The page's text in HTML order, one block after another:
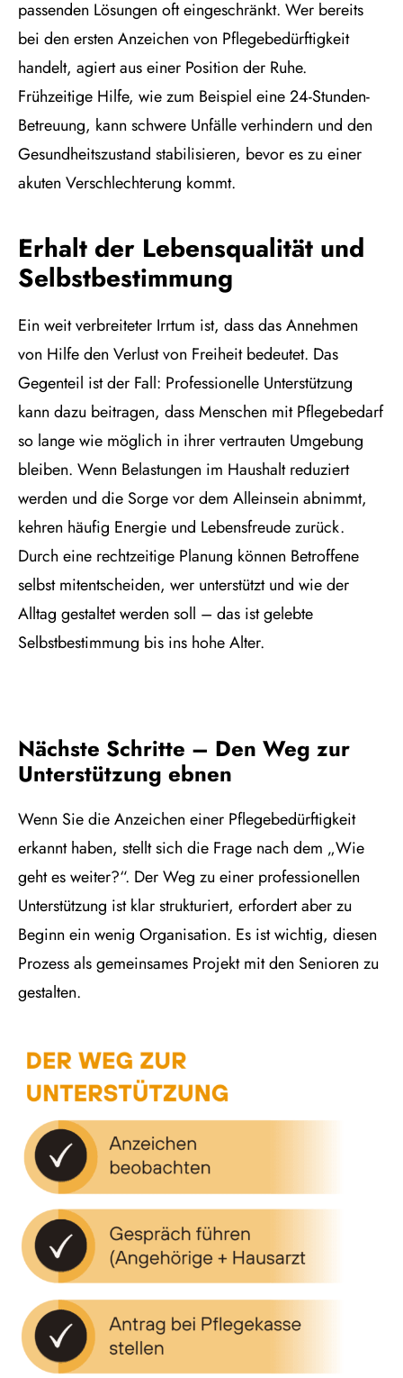
passenden Lösungen oft eingeschränkt. Wer bereits
bei den ersten Anzeichen von Pflegebedürftigkeit
handelt, agiert aus einer Position der Ruhe.
Frühzeitige Hilfe, wie zum Beispiel eine 24-Stunden-
Betreuung, kann schwere Unfälle verhindern und den
Gesundheitszustand stabilisieren, bevor es zu einer
akuten Verschlechterung kommt.
Erhalt der Lebensqualität und
Selbstbestimmung
Ein weit verbreiteter Irrtum ist, dass das Annehmen
von Hilfe den Verlust von Freiheit bedeutet. Das
Gegenteil ist der Fall: Professionelle Unterstützung
kann dazu beitragen, dass Menschen mit Pflegebedarf
so lange wie möglich in ihrer vertrauten Umgebung
bleiben. Wenn Belastungen im Haushalt reduziert
werden und die Sorge vor dem Alleinsein abnimmt,
kehren häufig Energie und Lebensfreude zurück.
Durch eine rechtzeitige Planung können Betroffene
selbst mitentscheiden, wer unterstützt und wie der
Alltag gestaltet werden soll – das ist gelebte
Selbstbestimmung bis ins hohe Alter.
Nächste Schritte – Den Weg zur
Unterstützung ebnen
Wenn Sie die Anzeichen einer Pflegebedürftigkeit
erkannt haben, stellt sich die Frage nach dem „Wie
geht es weiter?“. Der Weg zu einer professionellen
Unterstützung ist klar strukturiert, erfordert aber zu
Beginn ein wenig Organisation. Es ist wichtig, diesen
Prozess als gemeinsames Projekt mit den Senioren zu
gestalten.